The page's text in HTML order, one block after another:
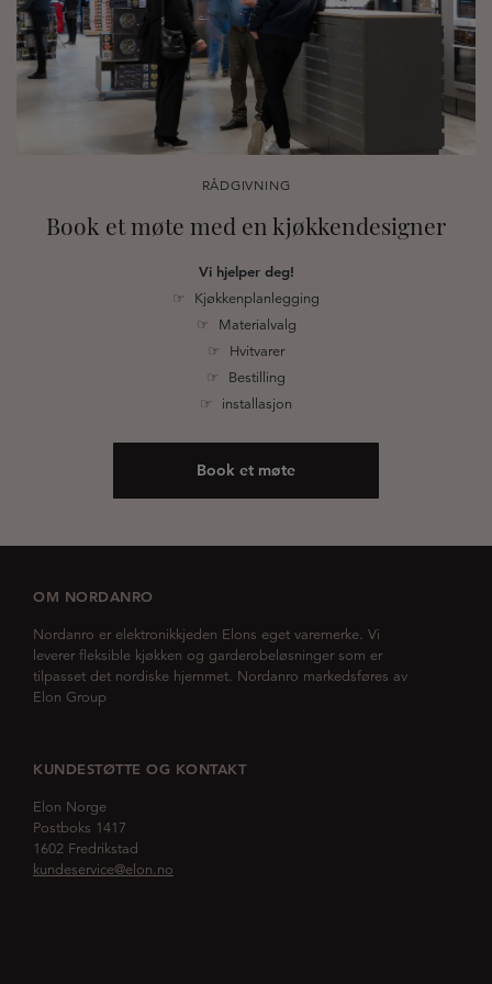
RÅDGIVNING
Book et møte med en kjøkkendesigner
Vi hjelper deg!
☞ Kjøkkenplanlegging
☞ Materialvalg
☞ Hvitvarer
☞ Bestilling
☞ installasjon
Book et møte
OM NORDANRO
Nordanro er elektronikkjeden Elons eget varemerke. Vi
leverer fleksible kjøkken og garderobeløsninger som er
tilpasset det nordiske hjemmet. Nordanro markedsføres av
Elon Group
KUNDESTØTTE OG KONTAKT
Elon Norge
Postboks 1417
1602 Fredrikstad
kundeservice@elon.no